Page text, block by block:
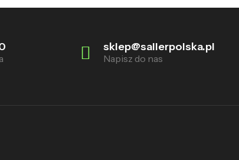
sklep@sallerpolska.pl
Napisz do nas